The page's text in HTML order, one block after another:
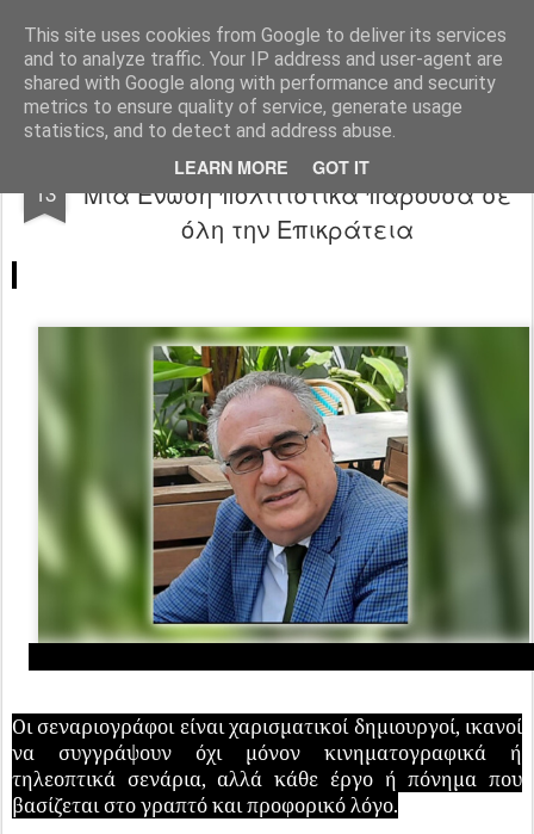
This site uses cookies from Google to deliver its services
and to analyze traffic. Your IP address and user-agent are
shared with Google along with performance and security
metrics to ensure quality of service, generate usage
statistics, and to detect and address abuse.
LEARN MORE GOT IT
"Ερασιτέχνες Άνθρωποι"
Blog Info DreamCity Φιλικά Sites
13
Ένωση Σεναριογράφων Ελλάδος:
Μια Ένωση πολιτιστικά παρούσα σε
όλη την Επικράτεια
Οι σεναριογράφοι είναι χαρισματικοί δημιουργοί, ικανοί
να συγγράψουν όχι μόνον κινηματογραφικά ή
τηλεοπτικά σενάρια, αλλά κάθε έργο ή πόνημα που
βασίζεται στο γραπτό και προφορικό λόγο.